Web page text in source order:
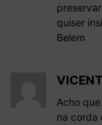
quiser
Belem
Acho
na corda